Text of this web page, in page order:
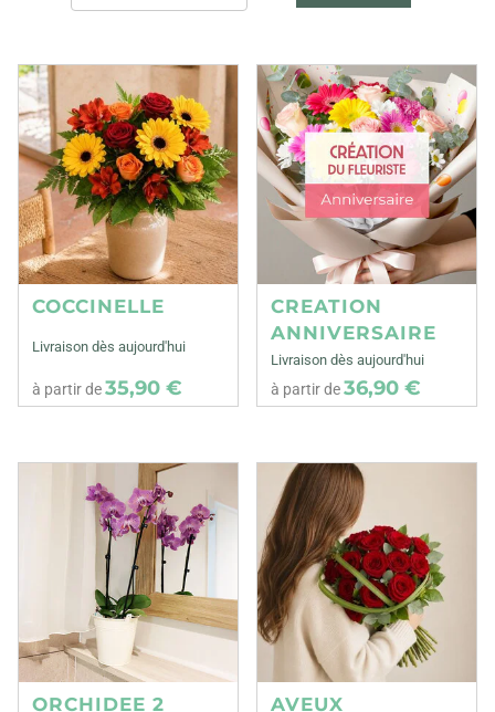
COCCINELLE
Livraison dès aujourd'hui
à partir de35,90 €
CREATION
ANNIVERSAIRE
Livraison dès aujourd'hui
à partir de36,90 €
ORCHIDEE 2
AVEUX